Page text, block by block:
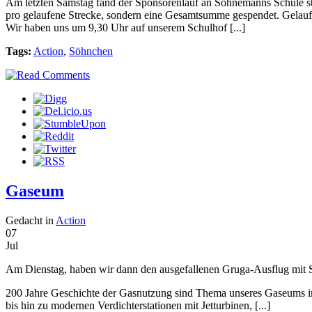
Am letzten Samstag fand der Sponsorenlauf an Sohnemanns
pro gelaufene Strecke, sondern eine Gesamtsumme gespendet.
Wir haben uns um 9,30 Uhr auf unserem Schulhof [...]
Tags: Action, Söhnchen
Gaseum
Gedacht in Action
07
Jul
Am Dienstag, haben wir dann den ausgefallenen Gruga-Ausflug mit
200 Jahre Geschichte der Gasnutzung sind Thema unseres
bis hin zu modernen Verdichterstationen mit Jetturbinen, [...]